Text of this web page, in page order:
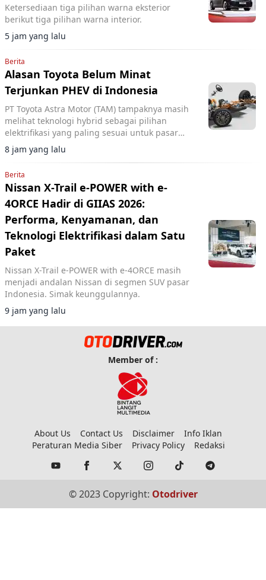
Ketersediaan tiga pilihan warna eksterior
berikut tiga pilihan warna interior.
5 jam yang lalu
Berita
Alasan Toyota Belum Minat
Terjunkan PHEV di Indonesia
PT Toyota Astra Motor (TAM) tampaknya masih
melihat teknologi hybrid sebagai pilihan
elektrifikasi yang paling sesuai untuk pasar
Indonesia.
8 jam yang lalu
Berita
Nissan X-Trail e-POWER with e-
4ORCE Hadir di GIIAS 2026:
Performa, Kenyamanan, dan
Teknologi Elektrifikasi dalam Satu
Paket
Nissan X-Trail e-POWER with e-4ORCE masih
menjadi andalan Nissan di segmen SUV pasar
Indonesia. Simak keunggulannya.
9 jam yang lalu
Member of :
About Us Contact Us Disclaimer
Info Iklan
Peraturan Media Siber
Privacy Policy Redaksi
© 2023 Copyright: Otodriver